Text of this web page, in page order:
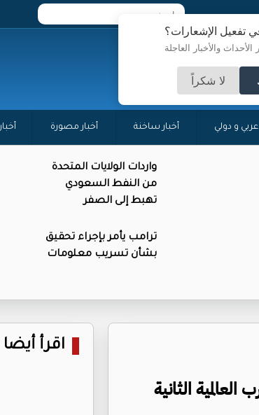
تفعيل الإشعارات؟
والأخبار العاجلة
لا شكراً
عربي و دولي أخبار ساخنة أخبار مصورة
واردات الولايات المتحدة
من النفط السعودي
تهبط إلى الصفر
ترامب يأمر بإجراء تحقيق
بشأن تسريب معلومات
الثانية
اقرأ أيضا